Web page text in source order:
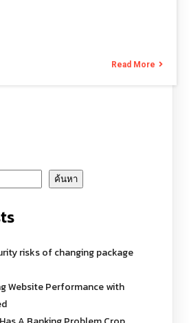
Read More
ค้นหา
risks of changing package
Website Performance with